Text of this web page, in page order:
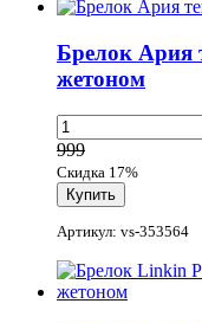
Брелок Ария
жетоном
999
Скидка 17%
Артикул: vs-353564